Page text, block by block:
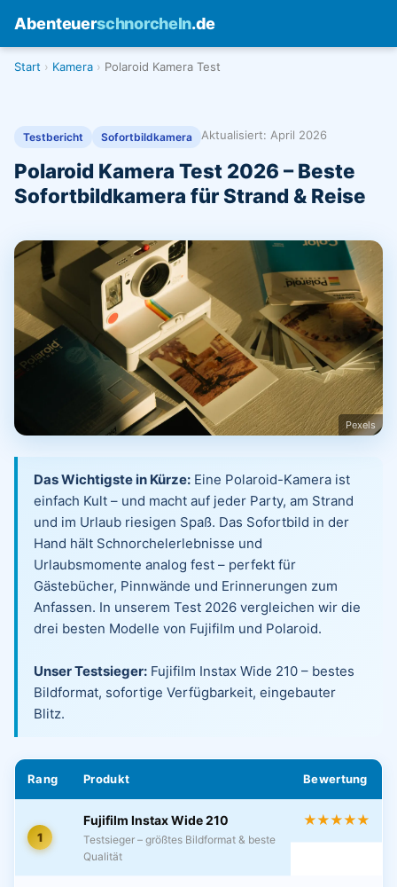
Abenteuerschnorcheln.de
Start Kamera Polaroid Kamera Test
Testbericht Sofortbildkamera Aktualisiert: April 2026
Polaroid Kamera Test 2026 – Beste
Sofortbildkamera für Strand & Reise
Pexels
Das Wichtigste in Kürze: Eine Polaroid-Kamera ist
einfach Kult – und macht auf jeder Party, am Strand
und im Urlaub riesigen Spaß. Das Sofortbild in der
Hand hält Schnorchelerlebnisse und
Urlaubsmomente analog fest – perfekt für
Gästebücher, Pinnwände und Erinnerungen zum
Anfassen. In unserem Test 2026 vergleichen wir die
drei besten Modelle von Fujifilm und Polaroid.
Unser Testsieger: Fujifilm Instax Wide 210 – bestes
Bildformat, sofortige Verfügbarkeit, eingebauter
Blitz.
Rang Produkt Bewertung
1
Fujifilm Instax Wide 210
Testsieger – größtes Bildformat & beste
Qualität
★★★★★